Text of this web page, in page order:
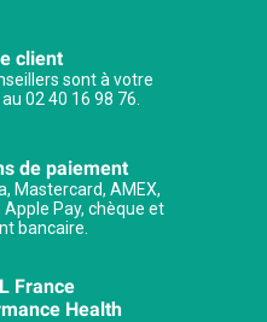
client
sont à votre
02 40 16 98 76.
de paiement
Mastercard, AMEX,
Apple Pay, chèque et
bancaire.
France
Health